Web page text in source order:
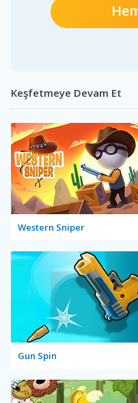
Keşfetmeye Devam Et
Western Sniper
Gun Spin